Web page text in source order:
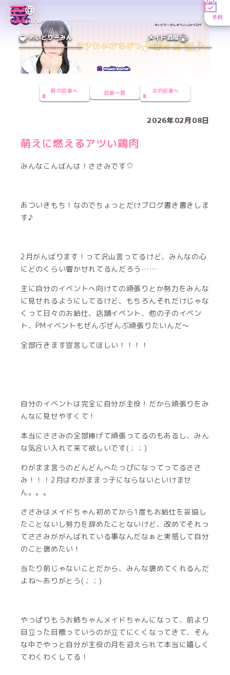
MENUEN／JP
予約
めいどりーみん メイド酒場
前の記事へ 記事一覧 次の記事へ
2026年02月08日
萌えに燃えるアツい鶏肉
みんなこんばんは！ささみです♡
あついきもち！なのでちょっとだけブログ書き書きしま
す♪
2月がんばります！って沢山言ってるけど、みんなの心
にどのくらい響かせれてるんだろう……
主に自分のイベントへ向けての頑張りとか努力をみんな
に見せれるようにしてるけど、もちろんそれだけじゃな
くって日々のお給仕、店舗イベント、他の子のイベン
ト、PMイベントもぜんぶぜんぶ頑張りたいんだ〜
全部行きます宣言してほしい！！！！
自分のイベントは完全に自分が主役！だから頑張りをみ
んなに見せやすくて！
本当にささみの全部捧げて頑張ってるのもあるし、みん
な気合い入れて来て欲しいです(；；)
わがまま言うのどんどんへたっぴになってってるささ
み！！！2月はわがままっ子にならないといけませ
ん。。。
ささみはメイドちゃん初めてから1度もお給仕を妥協し
たことないし努力を辞めたことないけど、改めてそれっ
てささみががんばれている事なんだなぁと実感して自分
のこと褒めたい！
当たり前じゃないことだから、みんな褒めてくれるんだ
よね〜ありがとう(；；)
やっぱりもうお姉ちゃんメイドちゃんになって、前より
目立った目標っていうのが立てにくくなってきて、そん
な中でやっと自分が主役の月を迎えられて本当に嬉しく
てわくわくしてる！